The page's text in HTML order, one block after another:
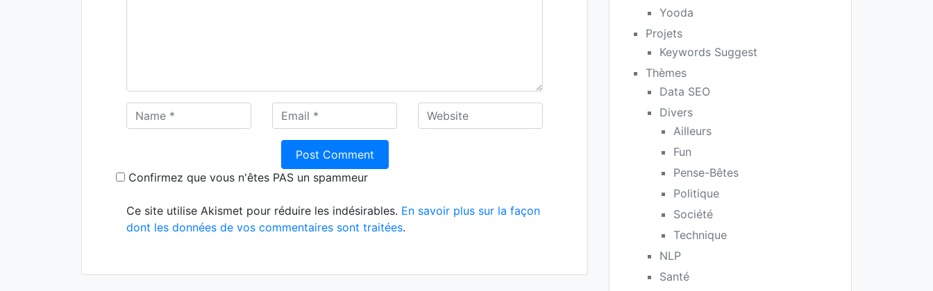
Confirmez que vous n'êtes PAS un spammeur
Ce site utilise Akismet pour réduire les indésirables. En savoir plus sur la façon
dont les données de vos commentaires sont traitées.
Yooda
Projets
Keywords Suggest
Thèmes
Data SEO
Divers
Ailleurs
Fun
Pense-Bêtes
Politique
Société
Technique
NLP
Santé